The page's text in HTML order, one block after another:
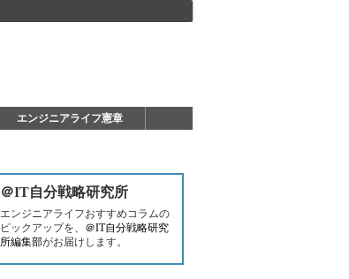
エンジニアライフ憲章
＠IT自分戦略研究所
エンジニアライフおすすめコラムの
ピックアップを、 ＠IT自分戦略研究
所編集部がお届けします。